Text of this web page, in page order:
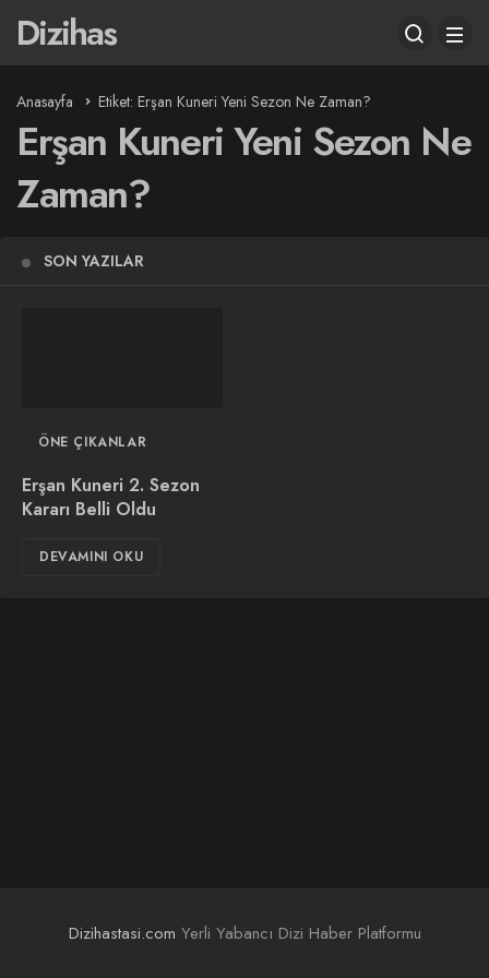
Dizihas
Anasayfa Etiket: Erşan Kuneri Yeni Sezon Ne Zaman?
Erşan Kuneri Yeni Sezon Ne
Zaman?
SON YAZILAR
ÖNE ÇIKANLAR
Erşan Kuneri 2. Sezon
Kararı Belli Oldu
DEVAMINI OKU
Dizihastasi.com Yerli Yabancı Dizi Haber Platformu